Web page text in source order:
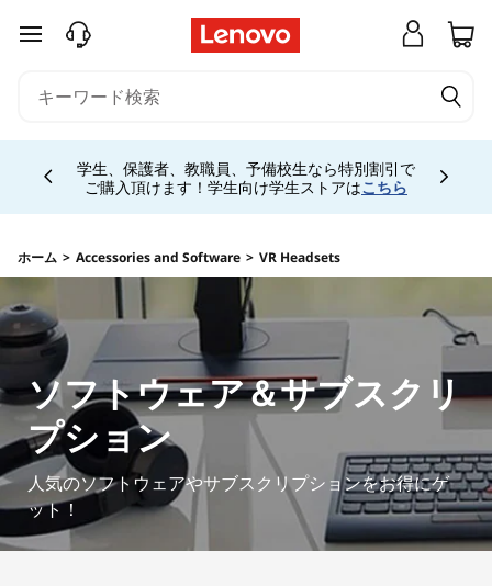
V
a
d
s
e
t
s
メインコンテンツにスキップする
学生、保護者、教職員、予備校生なら特別割引で
ご購入頂けます！学生向け学生ストアはこちら
ホーム > Accessories and Software > VR Headsets
ソフトウェア＆サブスクリ
プション
人気のソフトウェアやサブスクリプションをお得にゲ
ット！